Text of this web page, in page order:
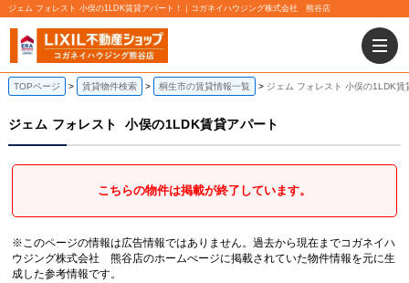
ジェム フォレスト 小俣の1LDK賃貸アパート！｜コガネイハウジング株式会社 熊谷店
TOPページ 賃貸物件検索 桐生市の賃貸情報一覧 ジェム フォレスト 小俣の1LDK賃
ジェム フォレスト 小俣の1LDK賃貸アパート
こちらの物件は掲載が終了しています。
※このページの情報は広告情報ではありません。過去から現在までコガネイハ
ウジング株式会社 熊谷店のホームぺージに掲載されていた物件情報を元に生
成した参考情報です。